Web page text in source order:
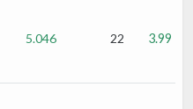
5.046 22 3.99